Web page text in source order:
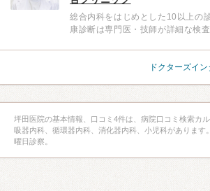
総合内科をはじめとした10以上の
康診断は専門医・技師が詳細な検査
ドクターズイ
坪田医院の基本情報、口コミ4件は、病院口コミ検索カ
吸器内科、循環器内科、消化器内科、小児科があります
曜日診察。